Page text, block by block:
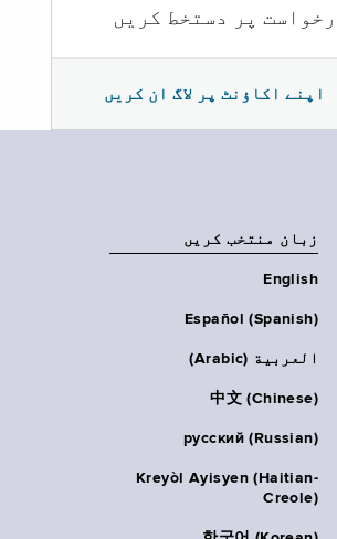
پر دستخط کریں
اپنے اکاؤنٹ پر لاگ ان کریں
زبان منتخب کریں
English
Español (Spanish)
العربية (Arabic)
中文 (Chinese)
русский (Russian)
Kreyòl Ayisyen (Haitian-
Creole)